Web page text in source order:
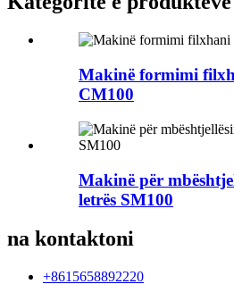
Makinë formimi
CM100
Makinë për
letrës SM100
na kontaktoni
+8615658892220